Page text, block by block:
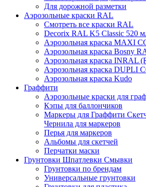
Для дорожной разметки
Аэрозольные краски RAL
Смотреть все краски RAL
Decorix RAL K5 Classic 520
Аэрозольная краска MAXI
Аэрозольная краска Bosny
Аэрозольная краска INRAL
Аэрозольная краска DUPLI
Аэрозольная краска Kudo
Граффити
Аэрозольные краски для
Кэпы для баллончиков
Маркеры для Граффити
Чернила для маркеров
Перья для маркеров
Альбомы для скетчей
Перчатки маски
Грунтовки Шпатлевки Смывки
Грунтовки по брендам
Универсальные грунтовки